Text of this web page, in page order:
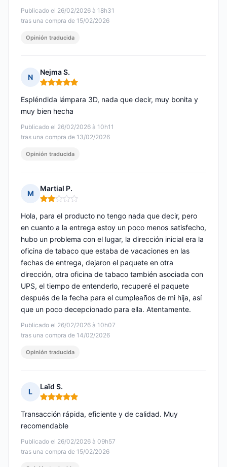
Publicado el 26/02/2026 à 18h31
tras una compra de 15/02/2026
Opinión traducida
N
Nejma S.
Nota: 5 de 5
Publicado el 26/02/2026 à 10h11
tras una compra de 13/02/2026
Espléndida lámpara 3D, nada que decir, muy bonita y
muy bien hecha
Opinión traducida
M
Martial P.
Nota: 2 de 5
Publicado el 26/02/2026 à 10h07
tras una compra de 14/02/2026
Hola, para el producto no tengo nada que decir, pero
en cuanto a la entrega estoy un poco menos satisfecho,
hubo un problema con el lugar, la dirección inicial era la
oficina de tabaco que estaba de vacaciones en las
fechas de entrega, dejaron el paquete en otra
dirección, otra oficina de tabaco también asociada con
UPS, el tiempo de entenderlo, recuperé el paquete
después de la fecha para el cumpleaños de mi hija, así
que un poco decepcionado para ella. Atentamente.
Opinión traducida
L
Laïd S.
Nota: 5 de 5
Publicado el 26/02/2026 à 09h57
tras una compra de 15/02/2026
Transacción rápida, eficiente y de calidad. Muy
recomendable